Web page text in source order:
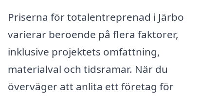
Priserna för totalentreprenad i Järbo
varierar beroende på flera faktorer,
inklusive projektets omfattning,
materialval och tidsramar. När du
överväger att anlita ett företag för